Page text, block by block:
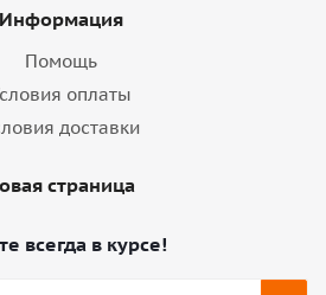
Информация
Помощь
оплаты
доставки
страница
всегда в курсе!